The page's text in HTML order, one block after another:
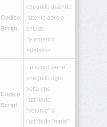
Codice
Script
eseguito quando
l'utente apre o
chiude
l'elemento
<details>
Codice
Script
Lo script viene
eseguito ogni
volta che
l'attributo
"volume" o
l'attributo "mute"